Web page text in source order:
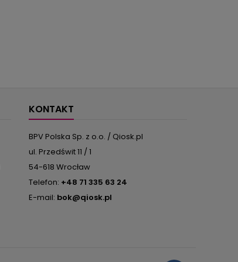
KONTAKT
BPV Polska Sp. z o.o. / Qiosk.pl
ul. Przedświt 11 / 1
54-618 Wrocław
Telefon: +48 71 335 63 24
E-mail: bok@qiosk.pl